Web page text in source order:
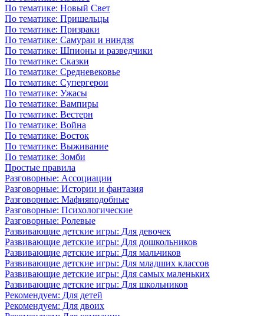
По тематике: Новый Свет
По тематике: Пришельцы
По тематике: Призраки
По тематике: Самураи и ниндзя
По тематике: Шпионы и разведчики
По тематике: Сказки
По тематике: Средневековье
По тематике: Супергерои
По тематике: Ужасы
По тематике: Вампиры
По тематике: Вестерн
По тематике: Война
По тематике: Восток
По тематике: Выживание
По тематике: Зомби
Простые правила
Разговорные: Ассоциации
Разговорные: Истории и фантазия
Разговорные: Мафияподобные
Разговорные: Психологические
Разговорные: Ролевые
Развивающие детские игры: Для девочек
Развивающие детские игры: Для дошкольников
Развивающие детские игры: Для мальчиков
Развивающие детские игры: Для младших классов
Развивающие детские игры: Для самых маленьких
Развивающие детские игры: Для школьников
Рекомендуем: Для детей
Рекомендуем: Для двоих